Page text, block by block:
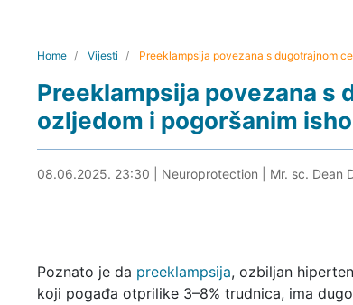
Home Vijesti Preeklampsija povezana s dugotrajnom
Preeklampsija povezana s
ozljedom i pogoršanim
09.06.2025. 00:48
08.06.2025. 23:30 Neuroprotection Mr. sc. Dean
Poznato je da preeklampsija, ozbiljan
koji pogađa otprilike 3–8% trudnica, ima